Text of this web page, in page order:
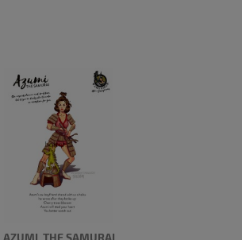
AZUMI, THE SAMURAI